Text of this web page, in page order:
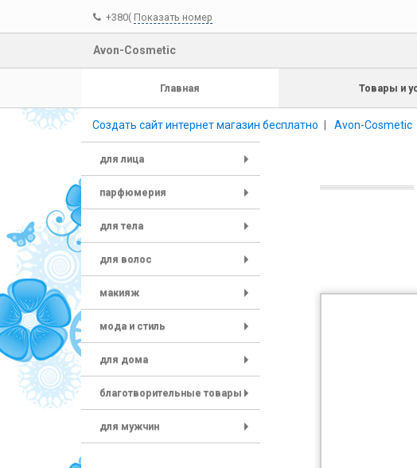
+380( Показать номер
Avon-Cosmetic
Главная Товары и
Создать сайт интернет магазин бесплатно Avon-Cosmetic
для лица
парфюмерия
для тела
для волос
макияж
мода и стиль
для дома
благотворительные товары
для мужчин